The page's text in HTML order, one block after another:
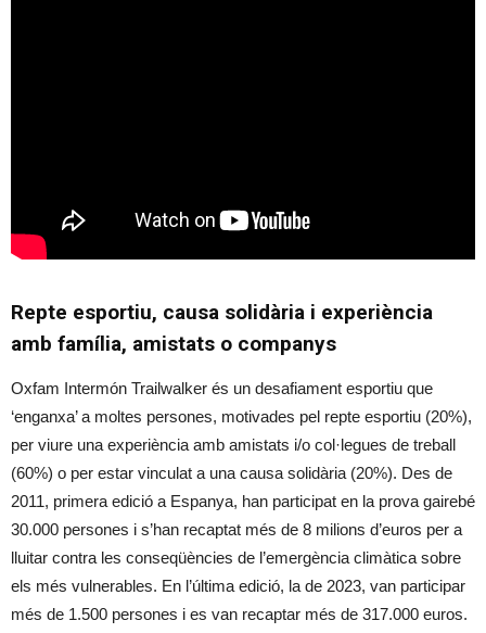
Repte esportiu, causa solidària i experiència
amb família, amistats o companys
Oxfam Intermón Trailwalker és un desafiament esportiu que
‘enganxa’ a moltes persones, motivades pel repte esportiu (20%),
per viure una experiència amb amistats i/o col·legues de treball
(60%) o per estar vinculat a una causa solidària (20%). Des de
2011, primera edició a Espanya, han participat en la prova gairebé
30.000 persones i s’han recaptat més de 8 milions d’euros per a
lluitar contra les conseqüències de l’emergència climàtica sobre
els més vulnerables. En l’última edició, la de 2023, van participar
més de 1.500 persones i es van recaptar més de 317.000 euros.